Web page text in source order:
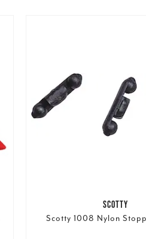
SCOTTY
Scotty 1008 Nylon